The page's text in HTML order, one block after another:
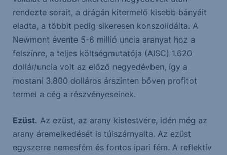
rendezte sorait, a drágán kitermelő kisebb bányáit
eladta, a többit pedig sikeresen konszolidálta. A
Newmont évente 5-6 millió uncia aranyat hoz a
felszínre, a teljes költségmutatója (AISC) 1.620
dollár/uncia volt az előző negyedévben, így a
mostani 3.800 dolláros árszinten bőven profitot
termel a cég a részvényeseinek.
Ezüst. Az ezüst, az arany kistestvére, idén még az
arany áremelkedését is túlszárnyalta. Az ezüst
egyszerre nemesfém és fontos ipari fém. A reflektív